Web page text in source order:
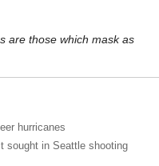
are those which mask as
hurricanes
sought in Seattle shooting